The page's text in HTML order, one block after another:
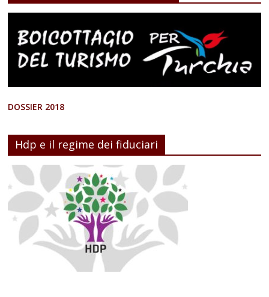
DOSSIER 2018
Hdp e il regime dei fiduciari